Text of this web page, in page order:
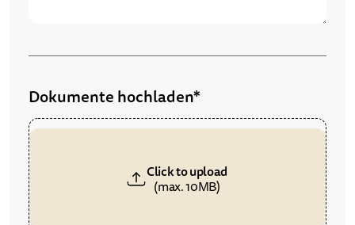
Dokumente hochladen*
Click to upload
(max. 10MB)